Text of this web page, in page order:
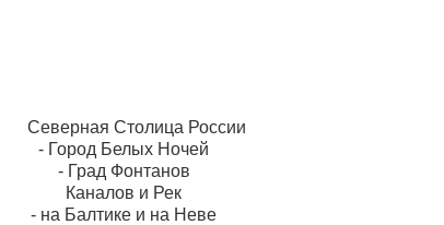
      Северная Столица России
- Город Белых Ночей
- Град Фонтанов
Каналов и Рек
- на Балтике и на Неве